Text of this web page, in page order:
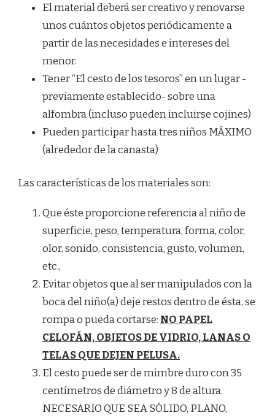
El material deberá ser creativo y renovarse
unos cuántos objetos periódicamente a
partir de las necesidades e intereses del
menor.
Tener “El cesto de los tesoros” en un lugar -
previamente establecido- sobre una
alfombra (incluso pueden incluirse cojines)
Pueden participar hasta tres niños MÁXIMO
(alrededor de la canasta)
Las características de los materiales son:
Que éste proporcione referencia al niño de
superficie, peso, temperatura, forma, color,
olor, sonido, consistencia, gusto, volumen,
etc.,
Evitar objetos que al ser manipulados con la
boca del niño(a) deje restos dentro de ésta, se
rompa o pueda cortarse: NO PAPEL
CELOFÁN, OBJETOS DE VIDRIO, LANAS O
TELAS QUE DEJEN PELUSA.
El cesto puede ser de mimbre duro con 35
centímetros de diámetro y 8 de altura.
NECESARIO QUE SEA SÓLIDO, PLANO,